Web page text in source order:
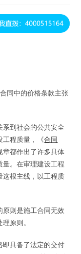
同中的价格条款主张
到社会的公共安全
工程质量，《合同
章都作出了许多具体
。在审理建设工程
这根主线，以工程质
则是施工合同无效
原则。
即具备了法定的交付